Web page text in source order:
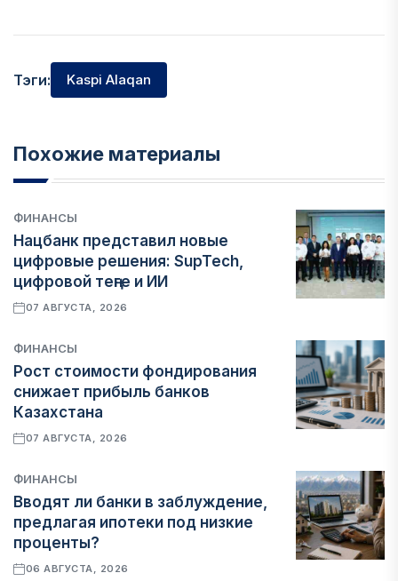
Тэги: Kaspi Alaqan
Похожие материалы
ФИНАНСЫ
Нацбанк представил новые
цифровые решения: SupTech,
цифровой теңге и ИИ
07 АВГУСТА, 2026
ФИНАНСЫ
Рост стоимости фондирования
снижает прибыль банков
Казахстана
07 АВГУСТА, 2026
ФИНАНСЫ
Вводят ли банки в заблуждение,
предлагая ипотеки под низкие
проценты?
06 АВГУСТА, 2026